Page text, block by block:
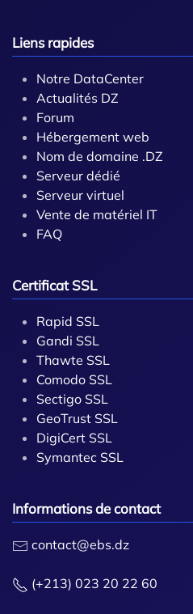
Liens rapides
Notre DataCenter
Actualités DZ
Forum
Hébergement web
Nom de domaine .DZ
Serveur dédié
Serveur virtuel
Vente de matériel IT
FAQ
Certificat SSL
Rapid SSL
Gandi SSL
Thawte SSL
Comodo SSL
Sectigo SSL
GeoTrust SSL
DigiCert SSL
Symantec SSL
Informations de contact
contact@ebs.dz
(+213) 023 20 22 60